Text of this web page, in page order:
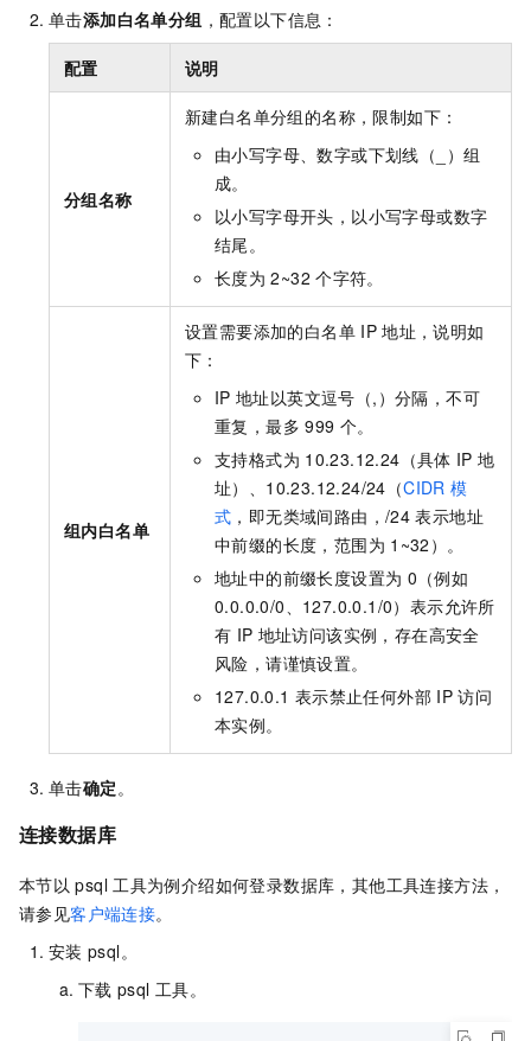
单击添加白名单分组 ，配置以下信息：
配置 说明
分组名称
新建白名单分组的名称，限制如下：
由小写字母、数字或下划线（_）组
成。
以小写字母开头，以小写字母或数字
结尾。
长度为 2~32 个字符。
组内白名单
设置需要添加的白名单 IP 地址，说明如
下：
IP 地址以英文逗号（,）分隔，不可
重复，最多 999 个。
支持格式为 10.23.12.24（具体 IP 地
址）、10.23.12.24/24（CIDR 模
式 ，即无类域间路由，/24 表示地址
中前缀的长度，范围为 1~32）。
地址中的前缀长度设置为 0（例如
0.0.0.0/0、127.0.0.1/0）表示允许所
有 IP 地址访问该实例，存在高安全
风险，请谨慎设置。
127.0.0.1 表示禁止任何外部 IP 访问
本实例。
单击确定。
连接数据库
本节以 psql 工具为例介绍如何登录数据库，其他工具连接方法，
请参见客户端连接。
安装 psql。
下载 psql 工具。